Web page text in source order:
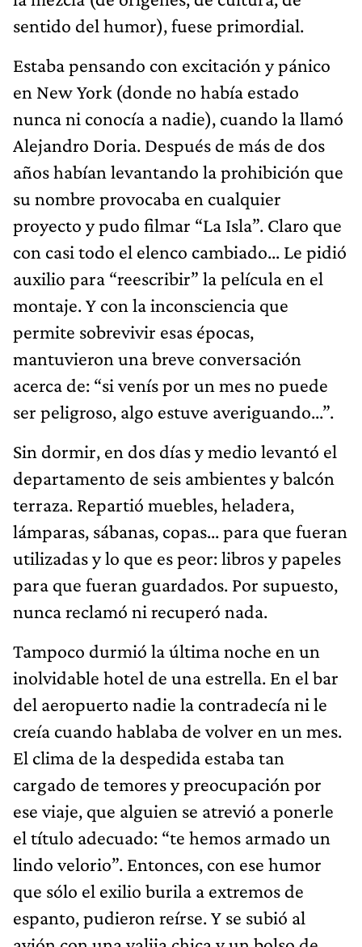
sentido del humor), fuese primordial.
Estaba pensando con excitación y pánico
en New York (donde no había estado
nunca ni conocía a nadie), cuando la llamó
Alejandro Doria. Después de más de dos
años habían levantando la prohibición que
su nombre provocaba en cualquier
proyecto y pudo filmar “La Isla”. Claro que
con casi todo el elenco cambiado... Le pidió
auxilio para “reescribir” la película en el
montaje. Y con la inconsciencia que
permite sobrevivir esas épocas,
mantuvieron una breve conversación
acerca de: “si venís por un mes no puede
ser peligroso, algo estuve averiguando...”.
Sin dormir, en dos días y medio levantó el
departamento de seis ambientes y balcón
terraza. Repartió muebles, heladera,
lámparas, sábanas, copas... para que fueran
utilizadas y lo que es peor: libros y papeles
para que fueran guardados. Por supuesto,
nunca reclamó ni recuperó nada.
Tampoco durmió la última noche en un
inolvidable hotel de una estrella. En el bar
del aeropuerto nadie la contradecía ni le
creía cuando hablaba de volver en un mes.
El clima de la despedida estaba tan
cargado de temores y preocupación por
ese viaje, que alguien se atrevió a ponerle
el título adecuado: “te hemos armado un
lindo velorio”. Entonces, con ese humor
que sólo el exilio burila a extremos de
espanto, pudieron reírse. Y se subió al